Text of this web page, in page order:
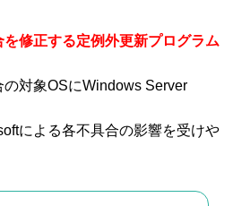
を修正する定例外更新プログラム
の対象OSにWindows Server
による各不具合の影響を受けや